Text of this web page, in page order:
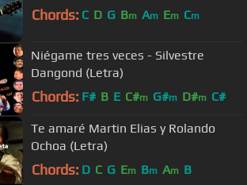
Chords: C D G Bm Am Em Cm
Niégame tres veces - Silvestre
Dangond (Letra)
Chords: F# B E C#m G#m D#m C#
Te amaré Martin Elias y Rolando
Ochoa (Letra)
Chords: D C G Em Bm Am B